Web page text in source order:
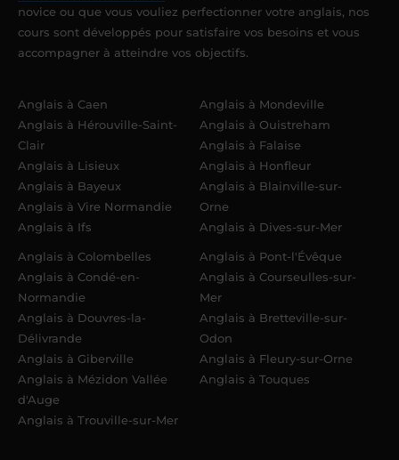
novice ou que vous vouliez perfectionner votre anglais, nos
cours sont développés pour satisfaire vos besoins et vous
accompagner à atteindre vos objectifs.
Anglais à Caen
Anglais à Hérouville-Saint-
Clair
Anglais à Lisieux
Anglais à Bayeux
Anglais à Vire Normandie
Anglais à Ifs
Anglais à Mondeville
Anglais à Ouistreham
Anglais à Falaise
Anglais à Honfleur
Anglais à Blainville-sur-
Orne
Anglais à Dives-sur-Mer
Anglais à Colombelles
Anglais à Condé-en-
Normandie
Anglais à Douvres-la-
Délivrande
Anglais à Giberville
Anglais à Mézidon Vallée
d'Auge
Anglais à Trouville-sur-Mer
Anglais à Pont-l'Évêque
Anglais à Courseulles-sur-
Mer
Anglais à Bretteville-sur-
Odon
Anglais à Fleury-sur-Orne
Anglais à Touques